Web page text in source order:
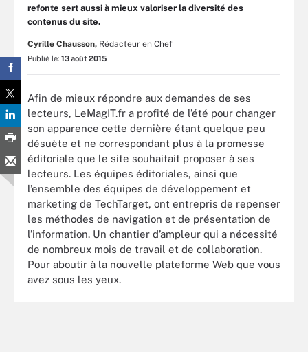
refonte sert aussi à mieux valoriser la diversité des
contenus du site.
Cyrille Chausson, Rédacteur en Chef
Publié le: 13 août 2015
Afin de mieux répondre aux demandes de ses
lecteurs, LeMagIT.fr a profité de l’été pour changer
son apparence cette dernière étant quelque peu
désuète et ne correspondant plus à la promesse
éditoriale que le site souhaitait proposer à ses
lecteurs. Les équipes éditoriales, ainsi que
l’ensemble des équipes de développement et
marketing de TechTarget, ont entrepris de repenser
les méthodes de navigation et de présentation de
l’information. Un chantier d’ampleur qui a nécessité
de nombreux mois de travail et de collaboration.
Pour aboutir à la nouvelle plateforme Web que vous
avez sous les yeux.